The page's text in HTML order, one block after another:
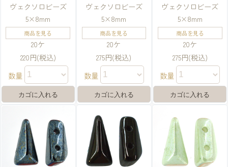
ヴェクソロビーズ
5×8mm
商品を見る
20ケ
220円(税込)
数量
ヴェクソロビーズ
5×8mm
商品を見る
20ケ
275円(税込)
数量
ヴェクソロビーズ
5×8mm
商品を見る
20ケ
275円(税込)
数量